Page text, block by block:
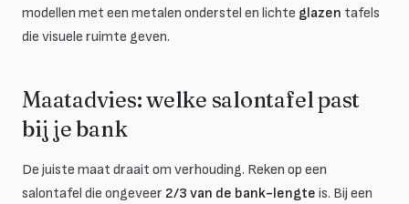
modellen met een metalen onderstel en lichte glazen tafels
die visuele ruimte geven.
Maatadvies: welke salontafel past
bij je bank
De juiste maat draait om verhouding. Reken op een
salontafel die ongeveer 2/3 van de bank-lengte is. Bij een